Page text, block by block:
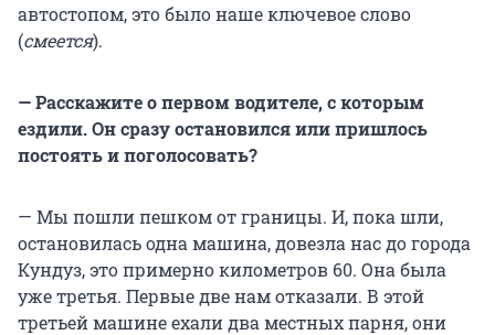
автостопом, это было наше ключевое слово
(смеется).
— Расскажите о первом водителе, с которым
ездили. Он сразу остановился или пришлось
постоять и поголосовать?
— Мы пошли пешком от границы. И, пока шли,
остановилась одна машина, довезла нас до города
Кундуз, это примерно километров 60. Она была
уже третья. Первые две нам отказали. В этой
третьей машине ехали два местных парня, они